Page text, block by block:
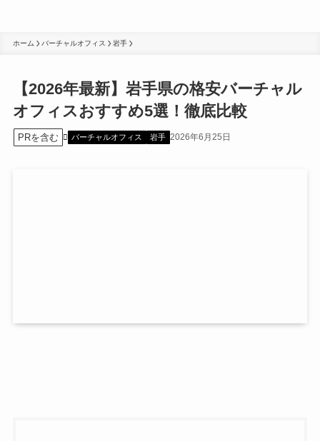
ホーム バーチャルオフィス 岩手
【2026年最新】岩手県の格安バーチャル
オフィスおすすめ5選！徹底比較
PRを含む バーチャルオフィス 岩手 2026年6月25日